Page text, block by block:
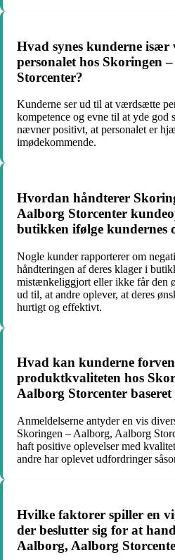
Hvad synes kunderne
personalet hos Skoringen
Storcenter?
Kunderne ser ud til at værdsætte
kompetence og evne til at yde god
nævner positivt, at personalet er
imødekommende.
Hvordan håndterer
Aalborg Storcenter
butikken ifølge kundernes
Nogle kunder rapporterer om
håndteringen af deres klager i
mistænkeliggjort eller ikke får den
ud til, at andre oplever, at deres
hurtigt og effektivt.
Hvad kan kunderne
produktkvaliteten hos
Aalborg Storcenter baseret
Anmeldelserne antyder en vis
Skoringen – Aalborg, Aalborg
haft positive oplevelser med
andre har oplevet udfordringer
Hvilke faktorer spiller en
der beslutter sig for at
Aalborg, Aalborg